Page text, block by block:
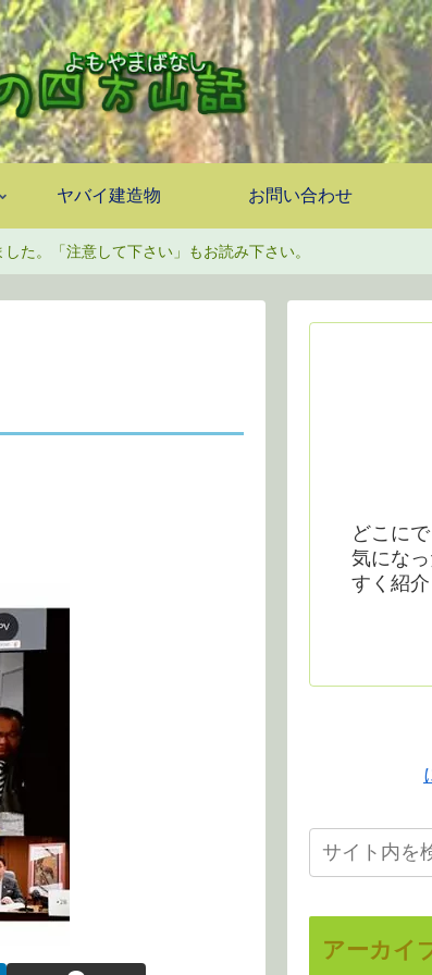
ヤバイ建造物 お問い合わせ
た。「注意して下さい」もお読み下さい。
どこに
気にな
すく紹介
アーカイ